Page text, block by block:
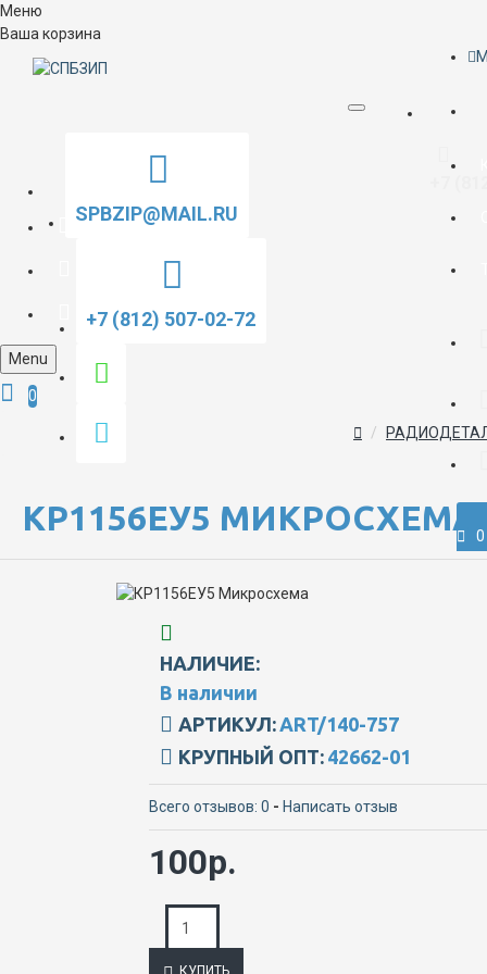
Меню
Ваша корзина
SPBZIP@MAIL.RU
+7 (812) 507-02-72
0
Menu
0
КР1156ЕУ5 МИКРОСХЕМА
НАЛИЧИЕ:
В наличии
АРТИКУЛ: ART/140-757
КРУПНЫЙ ОПТ: 42662-01
Всего отзывов: 0 - Написать отзыв
100р.
КУПИТЬ